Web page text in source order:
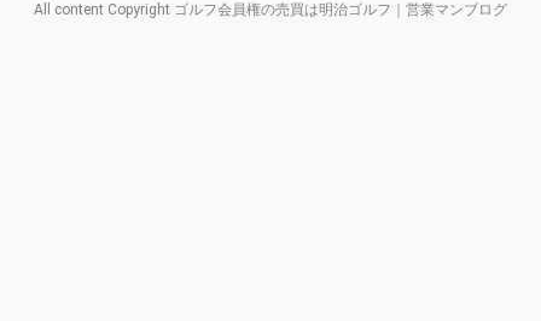
All content Copyright ゴルフ会員権の売買は明治ゴルフ｜営業マンブログ